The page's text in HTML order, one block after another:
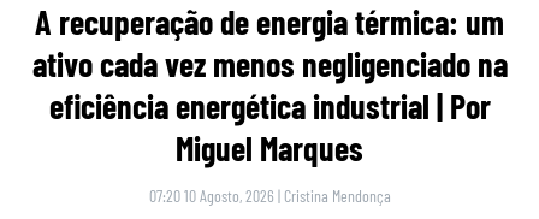
A recuperação de energia térmica: um
ativo cada vez menos negligenciado na
eficiência energética industrial | Por
Miguel Marques
07:20 10 Agosto, 2026 | Cristina Mendonça